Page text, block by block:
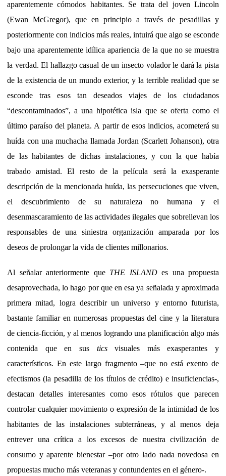
aparentemente cómodos habitantes. Se trata del joven Lincoln
(Ewan McGregor), que en principio a través de pesadillas y
posteriormente con indicios más reales, intuirá que algo se esconde
bajo una aparentemente idílica apariencia de la que no se muestra
la verdad. El hallazgo casual de un insecto volador le dará la pista
de la existencia de un mundo exterior, y la terrible realidad que se
esconde tras esos tan deseados viajes de los ciudadanos
“descontaminados”, a una hipotética isla que se oferta como el
último paraíso del planeta. A partir de esos indicios, acometerá su
huída con una muchacha llamada Jordan (Scarlett Johanson), otra
de las habitantes de dichas instalaciones, y con la que había
trabado amistad. El resto de la película será la exasperante
descripción de la mencionada huída, las persecuciones que viven,
el descubrimiento de su naturaleza no humana y el
desenmascaramiento de las actividades ilegales que sobrellevan los
responsables de una siniestra organización amparada por los
deseos de prolongar la vida de clientes millonarios.
Al señalar anteriormente que THE ISLANDes una propuesta
desaprovechada, lo hago por que en esa ya señalada y aproximada
primera mitad, logra describir un universo y entorno futurista,
bastante familiar en numerosas propuestas del cine y la literatura
de ciencia-ficción, y al menos logrando una planificación algo más
contenida que en sus ticsvisuales más exasperantes y
característicos. En este largo fragmento –que no está exento de
efectismos (la pesadilla de los títulos de crédito) e insuficiencias-,
destacan detalles interesantes como esos rótulos que parecen
controlar cualquier movimiento o expresión de la intimidad de los
habitantes de las instalaciones subterráneas, y al menos deja
entrever una crítica a los excesos de nuestra civilización de
consumo y aparente bienestar –por otro lado nada novedosa en
propuestas mucho más veteranas y contundentes en el género-.